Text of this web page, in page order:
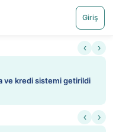
Giriş
‹ ›
ve kredi sistemi getirildi
‹ ›